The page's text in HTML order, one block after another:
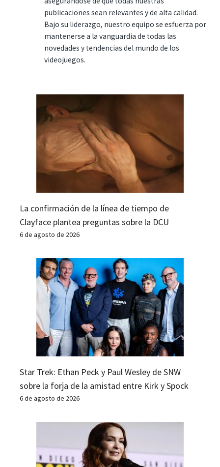
publicaciones sean relevantes y de alta calidad.
Bajo su liderazgo, nuestro equipo se esfuerza por
mantenerse a la vanguardia de todas las
novedades y tendencias del mundo de los
videojuegos.
La confirmación de la línea de tiempo de
Clayface plantea preguntas sobre la DCU
6 de agosto de 2026
Star Trek: Ethan Peck y Paul Wesley de SNW
sobre la forja de la amistad entre Kirk y Spock
6 de agosto de 2026